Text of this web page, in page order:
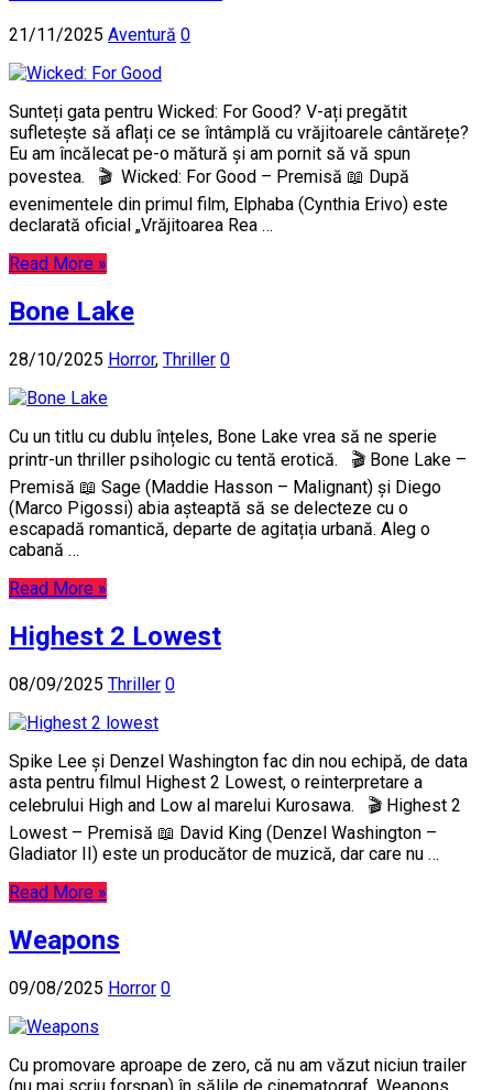
21/11/2025 Aventură 0
Sunteți gata pentru Wicked: For Good? V-ați pregătit
sufletește să aflați ce se întâmplă cu vrăjitoarele cântărețe?
Eu am încălecat pe-o mătură și am pornit să vă spun
povestea. 🎬 Wicked: For Good – Premisă 📖 După
evenimentele din primul film, Elphaba (Cynthia Erivo) este
declarată oficial „Vrăjitoarea Rea …
Read More »
Bone Lake
28/10/2025 Horror, Thriller 0
Cu un titlu cu dublu înțeles, Bone Lake vrea să ne sperie
printr-un thriller psihologic cu tentă erotică. 🎬 Bone Lake –
Premisă 📖 Sage (Maddie Hasson – Malignant) și Diego
(Marco Pigossi) abia așteaptă să se delecteze cu o
escapadă romantică, departe de agitația urbană. Aleg o
cabană …
Read More »
Highest 2 Lowest
08/09/2025 Thriller 0
Spike Lee și Denzel Washington fac din nou echipă, de data
asta pentru filmul Highest 2 Lowest, o reinterpretare a
celebrului High and Low al marelui Kurosawa. 🎬 Highest 2
Lowest – Premisă 📖 David King (Denzel Washington –
Gladiator II) este un producător de muzică, dar care nu …
Read More »
Weapons
09/08/2025 Horror 0
Cu promovare aproape de zero, că nu am văzut niciun trailer